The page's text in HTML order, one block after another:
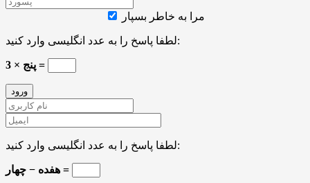
مرا به خاطر بسپار
لطفا پاسخ را به عدد انگلیسی وارد کنید:
3 × پنج =
لطفا پاسخ را به عدد انگلیسی وارد کنید:
هفده − چهار =